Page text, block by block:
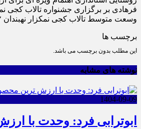
فرهادی بر برگزاری جشنواره تالاب کجی
وسعت متوسط تالاب کجی نمکزار نهبندان ۲ هزار هکتار است، این تالاب یک زیستگاه موقت برای پرندگان محسوب می‌شود ودارای ۴۴ گونه پرنده است .
برچسب ها
این مطلب بدون برچسب می باشد.
نوشته های مشابه
1404-09-09
ابوترابی فرد: وحدت با